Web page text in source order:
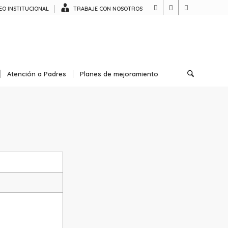
INSTITUCIONAL TRABAJE CON NOSOTROS
Atención a Padres Planes de mejoramiento